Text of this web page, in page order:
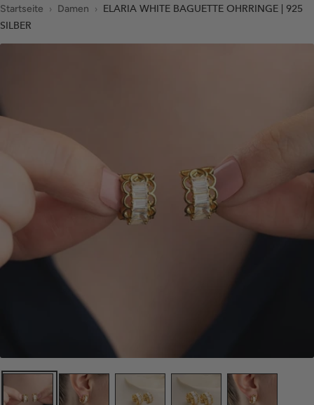
Startseite › Damen › ELARIA WHITE BAGUETTE OHRRINGE | 925
SILBER